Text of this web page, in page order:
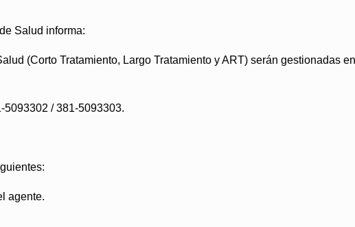
Salud informa:
(Corto Tratamiento, Largo Tratamiento y ART) serán gestionadas
/ 381-5093303.
agente.